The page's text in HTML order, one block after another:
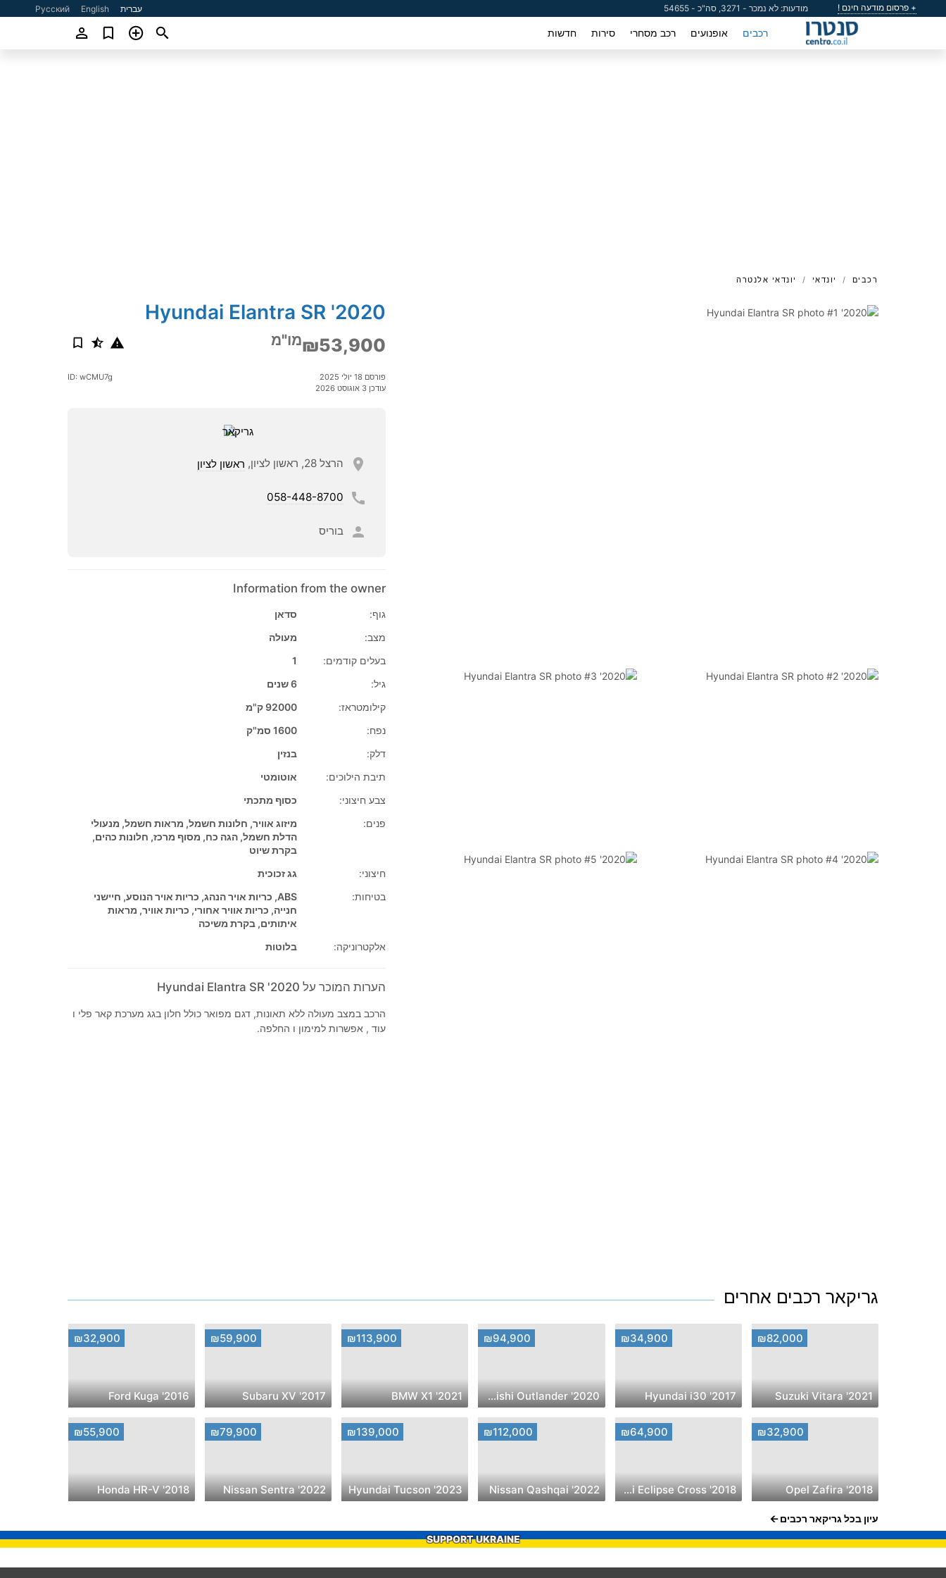
+ פרסום מודעה חינם ! מודעות: לא נמכר - 3271, סה"כ - 54655 עברית English
Русский
רכבים אופנועים רכב מסחרי סירות חדשות
רכבים יונדאי יונדאי אלנטרה
2020' Hyundai Elantra SR
₪53,900מו"מ
פורסם 18 יולי 2025
עודכן 3 אוגוסט 2026
ID: wCMU7g
הרצל 28, ראשון לציון, ראשון לציון
058-448-8700
בוריס
Information from the owner
גוף:
סדאן
מצב:
מעולה
בעלים קודמים:
1
גיל:
6 שנים
קילומטראז:
92000 ק"מ
נפח:
1600 סמ"ק
דלק:
בנזין
תיבת הילוכים:
אוטומטי
צבע חיצוני:
כסוף מתכתי
פנים:
מיזוג אוויר, חלונות חשמל, מראות חשמל, מנעולי
הדלת חשמל, הגה כח, מסוף מרכז, חלונות כהים,
בקרת שיוט
חיצוני:
גג זכוכית
בטיחות:
ABS, כריות אויר הנהג, כריות אויר הנוסע, חיישני
חנייה, כריות אוויר אחורי, כריות אוויר, מראות
איתותים, בקרת משיכה
אלקטרוניקה:
בלוטות
הערות המוכר על 2020' Hyundai Elantra SR
הרכב במצב מעולה ללא תאונות, דגם מפואר כולל חלון בגג מערכת קאר פלי ו
עוד , אפשרות למימון ו החלפה.
גריקאר רכבים אחרים
₪82,000
2021' Suzuki Vitara
₪34,900
2017' Hyundai i30
₪94,900
2020' Mitsubishi Outlander
₪113,900
2021' BMW X1
₪59,900
2017' Subaru XV
₪32,900
2016' Ford Kuga
₪32,900
2018' Opel Zafira
₪64,900
2018' Mitsubishi Eclipse Cross
₪112,000
2022' Nissan Qashqai
₪139,000
2023' Hyundai Tucson
₪79,900
2022' Nissan Sentra
₪55,900
2018' Honda HR-V
עיון בכל גריקאר רכבים
SUPPORT UKRAINE